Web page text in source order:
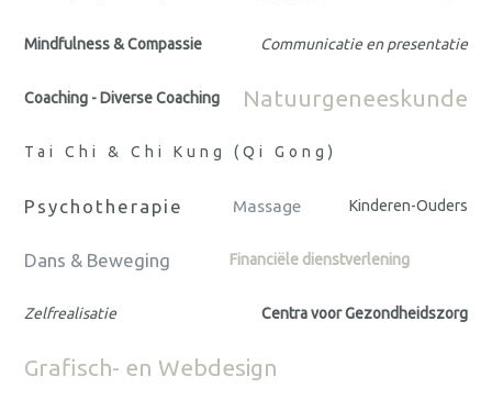
Mindfulness & Compassie Communicatie en presentatie
Coaching - Diverse Coaching Natuurgeneeskunde
Tai Chi & Chi Kung (Qi Gong)
Psychotherapie Massage Kinderen-Ouders
Dans & Beweging Financiële dienstverlening
Zelfrealisatie Centra voor Gezondheidszorg
Grafisch- en Webdesign